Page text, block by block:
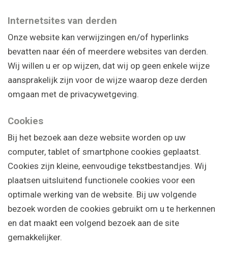
Internetsites van derden
Onze website kan verwijzingen en/of hyperlinks
bevatten naar één of meerdere websites van derden.
Wij willen u er op wijzen, dat wij op geen enkele wijze
aansprakelijk zijn voor de wijze waarop deze derden
omgaan met de privacywetgeving.
Cookies
Bij het bezoek aan deze website worden op uw
computer, tablet of smartphone cookies geplaatst.
Cookies zijn kleine, eenvoudige tekstbestandjes. Wij
plaatsen uitsluitend functionele cookies voor een
optimale werking van de website. Bij uw volgende
bezoek worden de cookies gebruikt om u te herkennen
en dat maakt een volgend bezoek aan de site
gemakkelijker.